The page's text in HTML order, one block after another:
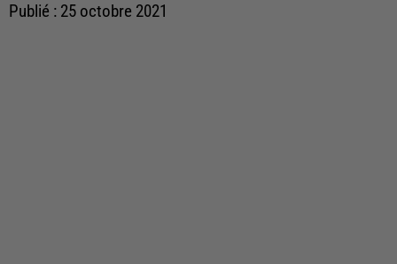
Publié : 25 octobre 2021